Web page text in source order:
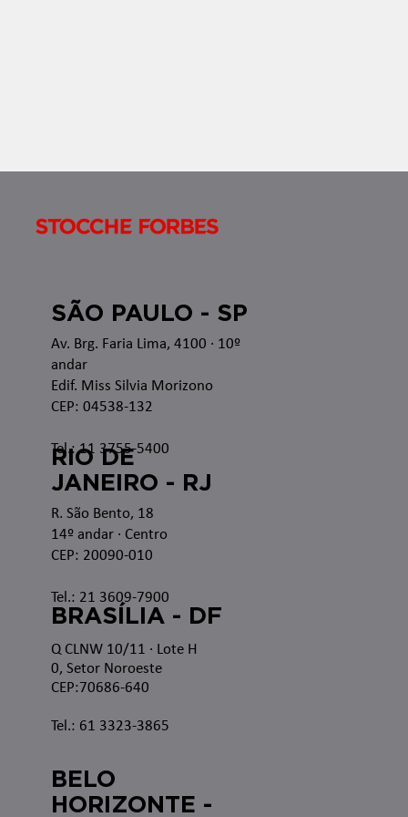
Av. Brg. Faria Lima, 4100 · 10º
andar
Edif. Miss Silvia Morizono
CEP: 04538-132
Tel.: 11 3755-5400
SÃO PAULO - SP
RIO DE
JANEIRO - RJ
R. São Bento, 18
14º andar · Centro
CEP: 20090-010
Tel.: 21 3609-7900
Q CLNW 10/11 · Lote H
0, Setor Noroeste
CEP:70686-640
Tel.: 61 3323-3865
BRASÍLIA - DF
BELO
HORIZONTE -